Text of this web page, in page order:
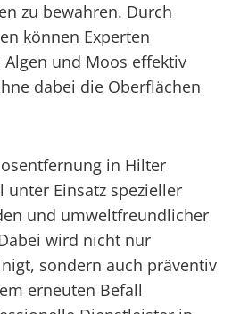
zu bewahren. Durch
können Experten
und Moos effektiv
dabei die Oberflächen
in Hilter
unter Einsatz spezieller
und umweltfreundlicher
wird nicht nur
sondern auch präventiv
erneuten Befall